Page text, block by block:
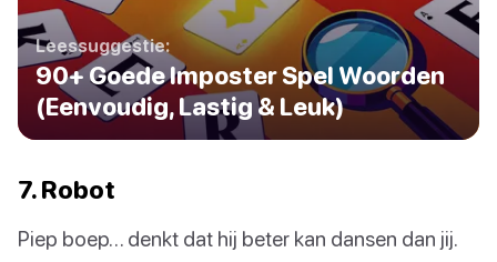
Leessuggestie:
90+ Goede Imposter Spel Woorden
(Eenvoudig, Lastig & Leuk)
7. Robot
Piep boep… denkt dat hij beter kan dansen dan jij.